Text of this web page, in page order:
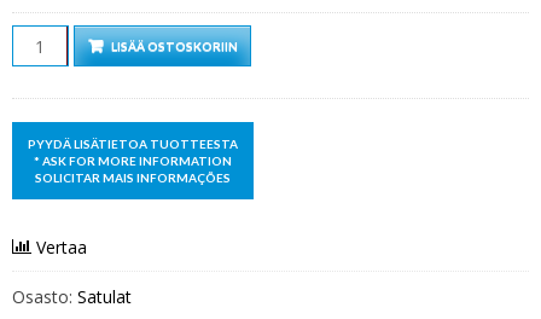
Määrä LISÄÄ OSTOSKORIIN
Vertaa
Osasto: Satulat